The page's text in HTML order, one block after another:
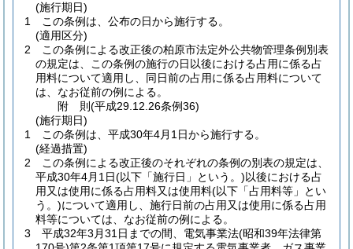
(施行期日)
1
この条例は、公布の日から施行する。
(適用区分)
2
この条例による改正後の柏原市法定外公共物管理条例別表
の規定は、この条例の施行の日以後における占用に係る占
用料について適用し、同日前の占用に係る占用料について
は、なお従前の例による。
附 則(平成29.12.26条例36)
(施行期日)
1
この条例は、平成30年4月1日から施行する。
(経過措置)
2
この条例による改正後のそれぞれの条例の別表の規定は、
平成30年4月1日(以下「施行日」という。)以後における占
用又は使用に係る占用料又は使用料(以下「占用料等」とい
う。)について適用し、施行日前の占用又は使用に係る占用
料等については、なお従前の例による。
3
平成32年3月31日までの間、電気事業法(昭和39年法律第